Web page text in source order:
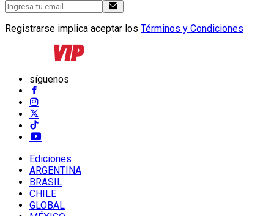
Registrarse implica aceptar los Términos y Condiciones
síguenos
Ediciones
ARGENTINA
BRASIL
CHILE
GLOBAL